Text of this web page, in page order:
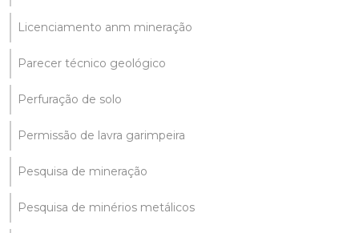
Licenciamento anm mineração
Parecer técnico geológico
Perfuração de solo
Permissão de lavra garimpeira
Pesquisa de mineração
Pesquisa de minérios metálicos